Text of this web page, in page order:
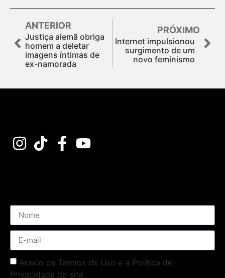
ANTERIOR
Justiça alemã obriga
homem a deletar
imagens íntimas de
ex-namorada
PRÓXIMO
Internet impulsionou
surgimento de um
novo feminismo
Aceito os Termos de Uso e a Política de
Privacidade do site.